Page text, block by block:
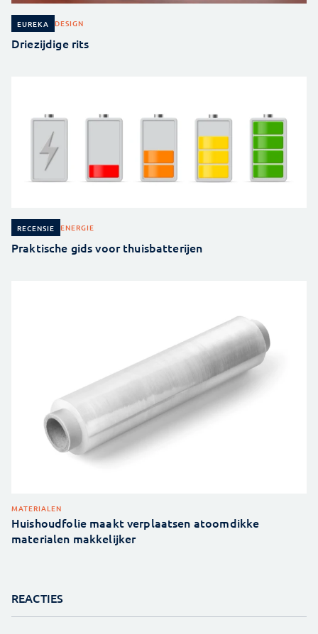
EUREKA DESIGN
Driezijdige rits
RECENSIE ENERGIE
Praktische gids voor thuisbatterijen
MATERIALEN
Huishoudfolie maakt verplaatsen atoomdikke
materialen makkelijker
REACTIES